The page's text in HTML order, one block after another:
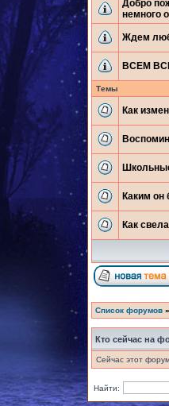
Добро
немного
Ждем
ВСЕМ
Темы
Как
Каким он
Как
Список форумов »
Кто сейчас на
Сейчас этот
Найти: